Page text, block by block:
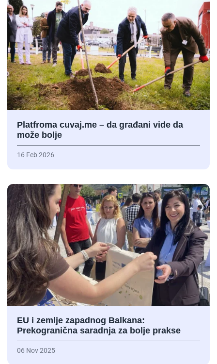
Platfroma cuvaj.me – da građani vide da
može bolje
16 Feb 2026
EU i zemlje zapadnog Balkana:
Prekogranična saradnja za bolje prakse
06 Nov 2025